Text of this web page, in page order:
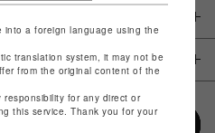
into a foreign language using the
translation system, it may not be
from the original content of the
for any direct or
this service. Thank you for your